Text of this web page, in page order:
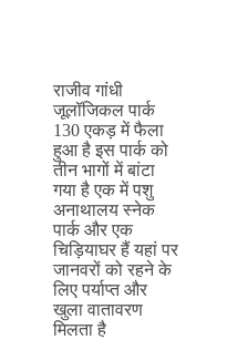
राजीव गांधी
जूलॉजिकल पार्क
130 एकड़ में फैला
हुआ है इस पार्क को
तीन भागों में बांटा
गया है एक में पशु
अनाथालय स्नेक
पार्क और एक
चिड़ियाघर हैं यहां पर
जानवरों को रहने के
लिए पर्याप्त और
खुला वातावरण
मिलता है